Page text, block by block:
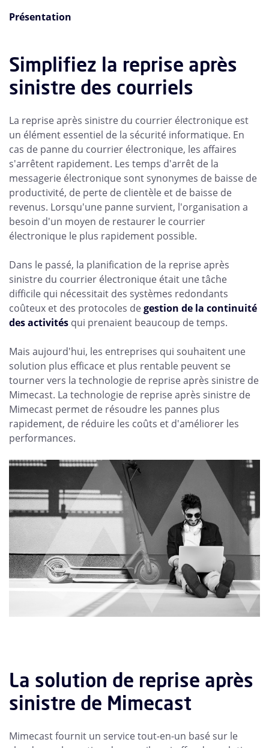
Présentation
Simplifiez la reprise après
sinistre des courriels
La reprise après sinistre du courrier électronique est
un élément essentiel de la sécurité informatique. En
cas de panne du courrier électronique, les affaires
s'arrêtent rapidement. Les temps d'arrêt de la
messagerie électronique sont synonymes de baisse de
productivité, de perte de clientèle et de baisse de
revenus. Lorsqu'une panne survient, l'organisation a
besoin d'un moyen de restaurer le courrier
électronique le plus rapidement possible.
Dans le passé, la planification de la reprise après
sinistre du courrier électronique était une tâche
difficile qui nécessitait des systèmes redondants
coûteux et des protocoles degestion de la continuité
des activités qui prenaient beaucoup de temps.
Mais aujourd'hui, les entreprises qui souhaitent une
solution plus efficace et plus rentable peuvent se
tourner vers la technologie de reprise après sinistre de
Mimecast. La technologie de reprise après sinistre de
Mimecast permet de résoudre les pannes plus
rapidement, de réduire les coûts et d'améliorer les
performances.
La solution de reprise après
sinistre de Mimecast
Mimecast fournit un service tout-en-un basé sur le